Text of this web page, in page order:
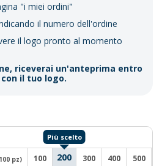
"i miei ordini"
il numero dell'ordine
il logo pronto al momento
riceverai un'anteprima entro
con il tuo logo.
100 pz) 100 200 300 400 500